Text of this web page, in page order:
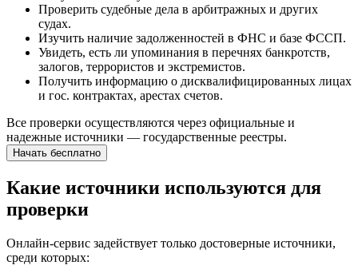
Проверить судебные дела в арбитражных и других
судах.
Изучить наличие задолженностей в ФНС и базе ФССП.
Увидеть, есть ли упоминания в перечнях банкротств,
залогов, террористов и экстремистов.
Получить информацию о дисквалифицированных лицах
и гос. контрактах, арестах счетов.
Все проверки осуществляются через официальные и
надежные источники — государственные реестры.
Начать бесплатно
Какие источники используются для
проверки
Онлайн-сервис задействует только достоверные источники,
среди которых: